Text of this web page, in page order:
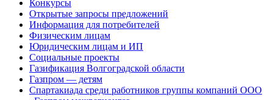
Конкурсы
Открытые запросы предложений
Информация для потребителей
Физическим лицам
Юридическим лицам и ИП
Социальные проекты
Газификация Волгоградской области
Газпром — детям
Спартакиада среди работников группы компаний ООО